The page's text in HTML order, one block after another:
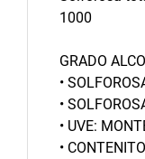
1000
GRADO
•
•
• UVE:
•